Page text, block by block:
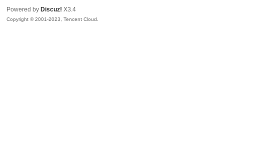
Powered by Discuz! X3.4
Copyright © 2001-2023, Tencent Cloud.